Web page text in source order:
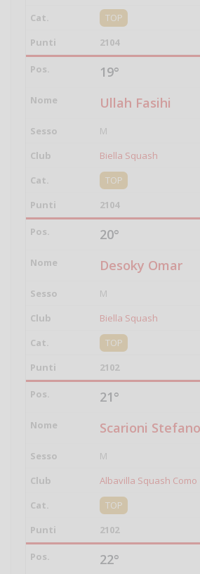
TOP
2104
19°
Ullah Fasihi
M
Biella Squash
TOP
2104
20°
Desoky Omar
M
Biella Squash
TOP
2102
21°
Scarioni Stefano
M
Albavilla Squash Como
TOP
2102
22°